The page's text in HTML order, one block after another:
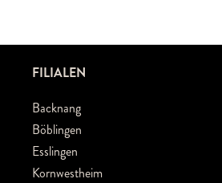
FILIALEN
Backnang
Böblingen
Esslingen
Kornwestheim